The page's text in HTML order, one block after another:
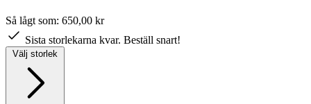
Så lågt som: 650,00 kr
Sista storlekarna kvar. Beställ snart!
Välj storlek